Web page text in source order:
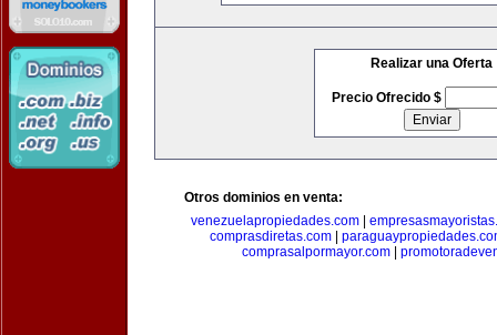
Realizar una Oferta
Precio Ofrecido $
Otros dominios en venta:
venezuelapropiedades.com|
comprasdiretas.com
comprasalpormayor.com|